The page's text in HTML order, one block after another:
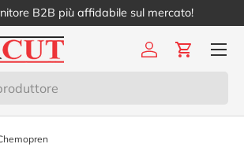
B2B più affidabile sul mercato!
AccediCarrello
Menu